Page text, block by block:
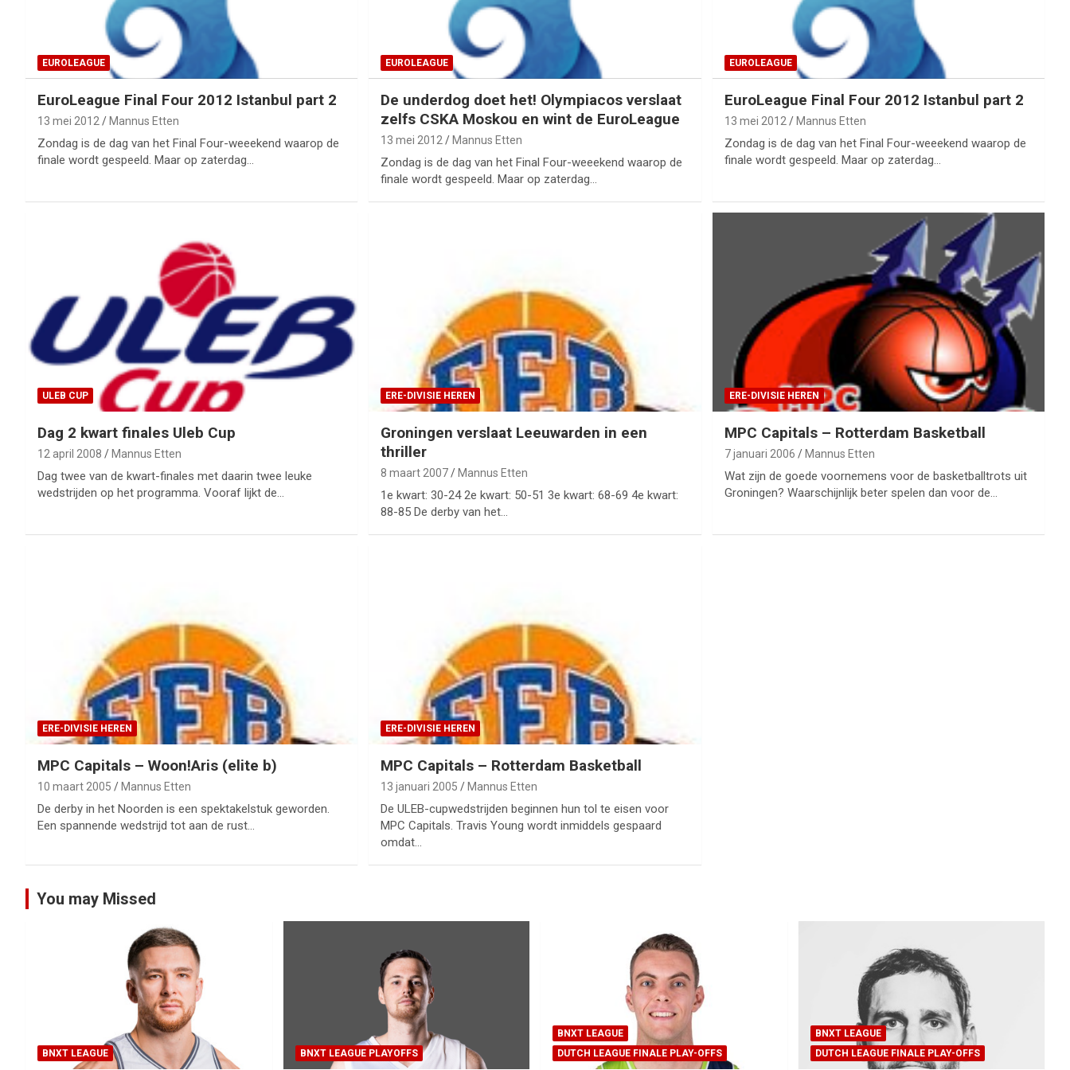
EUROLEAGUE
EuroLeague Final Four 2012 Istanbul part 2
13 mei 2012 Mannus Etten
Zondag is de dag van het Final Four-weeekend waarop de
finale wordt gespeeld. Maar op zaterdag…
EUROLEAGUE
De underdog doet het! Olympiacos verslaat
zelfs CSKA Moskou en wint de EuroLeague
13 mei 2012 Mannus Etten
Zondag is de dag van het Final Four-weeekend waarop de
finale wordt gespeeld. Maar op zaterdag…
EUROLEAGUE
EuroLeague Final Four 2012 Istanbul part 2
13 mei 2012 Mannus Etten
Zondag is de dag van het Final Four-weeekend waarop de
finale wordt gespeeld. Maar op zaterdag…
ULEB CUP
Dag 2 kwart finales Uleb Cup
12 april 2008 Mannus Etten
Dag twee van de kwart-finales met daarin twee leuke
wedstrijden op het programma. Vooraf lijkt de…
ERE-DIVISIE HEREN
Groningen verslaat Leeuwarden in een
thriller
8 maart 2007 Mannus Etten
1e kwart: 30-24 2e kwart: 50-51 3e kwart: 68-69 4e kwart:
88-85 De derby van het…
ERE-DIVISIE HEREN
MPC Capitals – Rotterdam Basketball
7 januari 2006 Mannus Etten
Wat zijn de goede voornemens voor de basketballtrots uit
Groningen? Waarschijnlijk beter spelen dan voor de…
ERE-DIVISIE HEREN
MPC Capitals – Woon!Aris (elite b)
10 maart 2005 Mannus Etten
De derby in het Noorden is een spektakelstuk geworden.
Een spannende wedstrijd tot aan de rust…
ERE-DIVISIE HEREN
MPC Capitals – Rotterdam Basketball
13 januari 2005 Mannus Etten
De ULEB-cupwedstrijden beginnen hun tol te eisen voor
MPC Capitals. Travis Young wordt inmiddels gespaard
omdat…
You may Missed
BNXT LEAGUE BNXT LEAGUE PLAYOFFS
BNXT LEAGUE
DUTCH LEAGUE FINALE PLAY-OFFS
BNXT LEAGUE
DUTCH LEAGUE FINALE PLAY-OFFS